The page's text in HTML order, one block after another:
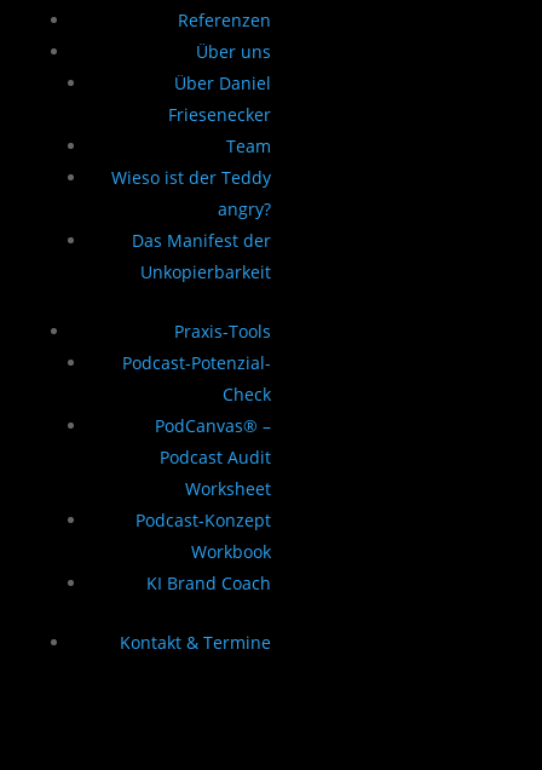
Referenzen
Über uns
Über Daniel
Friesenecker
Team
Wieso ist der Teddy
angry?
Das Manifest der
Unkopierbarkeit
Praxis-Tools
Podcast-Potenzial-
Check
PodCanvas® –
Podcast Audit
Worksheet
Podcast-Konzept
Workbook
KI Brand Coach
Kontakt & Termine